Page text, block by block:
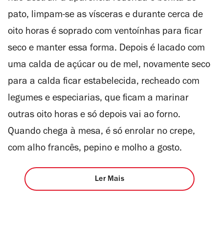
pato, limpam-se as vísceras e durante cerca de
oito horas é soprado com ventoínhas para ficar
seco e manter essa forma. Depois é lacado com
uma calda de açúcar ou de mel, novamente seco
para a calda ficar estabelecida, recheado com
legumes e especiarias, que ficam a marinar
outras oito horas e só depois vai ao forno.
Quando chega à mesa, é só enrolar no crepe,
com alho francês, pepino e molho a gosto.
Ler Mais